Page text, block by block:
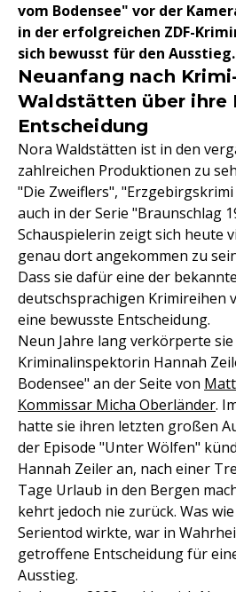
vom Bodensee" vor der
in der erfolgreichen ZDF-
sich bewusst für den Ausstieg.
Neuanfang nach
Waldstätten über ihre
Entscheidung
Nora Waldstätten ist in den
zahlreichen Produktionen zu
"Die Zweiflers",
auch in der Serie "Braunschlag
Schauspielerin zeigt sich heute
genau dort angekommen zu
Dass sie dafür eine der
deutschsprachigen Krimireihen
eine bewusste Entscheidung.
Neun Jahre lang verkörperte sie
Kriminalinspektorin Hannah
Bodensee" an der Seite von
Kommissar Micha Oberländer.
hatte sie ihren letzten großen
der Episode "Unter Wölfen"
Hannah Zeiler an, nach einer
Tage Urlaub in den Bergen
kehrt jedoch nie zurück. Was
Serientod wirkte, war in
getroffene Entscheidung für
Ausstieg.